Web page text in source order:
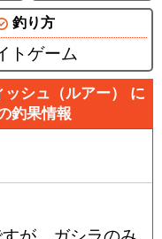
釣り方
トゲーム
シュ（ルアー） に
釣果情報